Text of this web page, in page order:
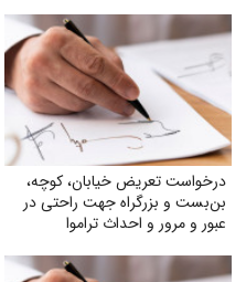
درخواست تعریض خیابان، کوچه،
بن‌بست و بزرگراه جهت راحتی در
عبور و مرور و احداث تراموا